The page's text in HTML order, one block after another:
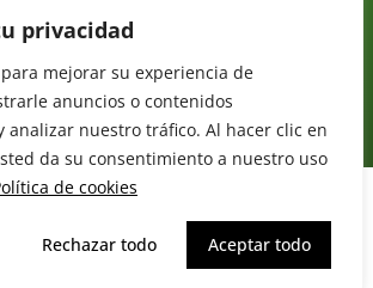
privacidad
para mejorar su experiencia de
anuncios o contenidos
analizar nuestro tráfico. Al hacer clic en
da su consentimiento a nuestro uso
de cookies
Rechazar todo Aceptar todo
NUESTRO
TELEGRAM
CONTACTO